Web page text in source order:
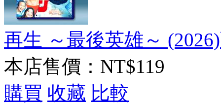
再生 ～最後英雄～
本店售價： NT$119
購買 收藏 比較